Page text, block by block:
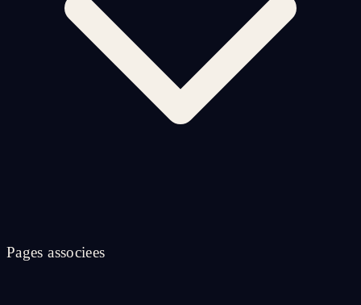
Pages associees